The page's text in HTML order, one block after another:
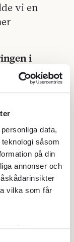
data,
såsom
på din
annonser och
vilka som får
vi en
i
att
planering
det
år sedan
har
ökat, inte
delvis